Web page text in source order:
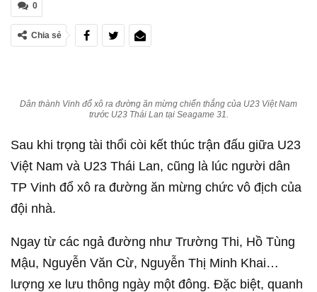
0
Chia sẻ
Dân thành Vinh đổ xô ra đường ăn mừng chiến thắng của U23 Việt Nam
trước U23 Thái Lan tại Seagame 31.
Sau khi trọng tài thổi còi kết thúc trận đấu giữa U23
Việt Nam và U23 Thái Lan, cũng là lúc người dân
TP Vinh đổ xô ra đường ăn mừng chức vô địch của
đội nhà.
Ngay từ các ngả đường như Trường Thi, Hồ Tùng
Mậu, Nguyễn Văn Cừ, Nguyễn Thị Minh Khai…
lượng xe lưu thông ngày một đông. Đặc biệt, quanh